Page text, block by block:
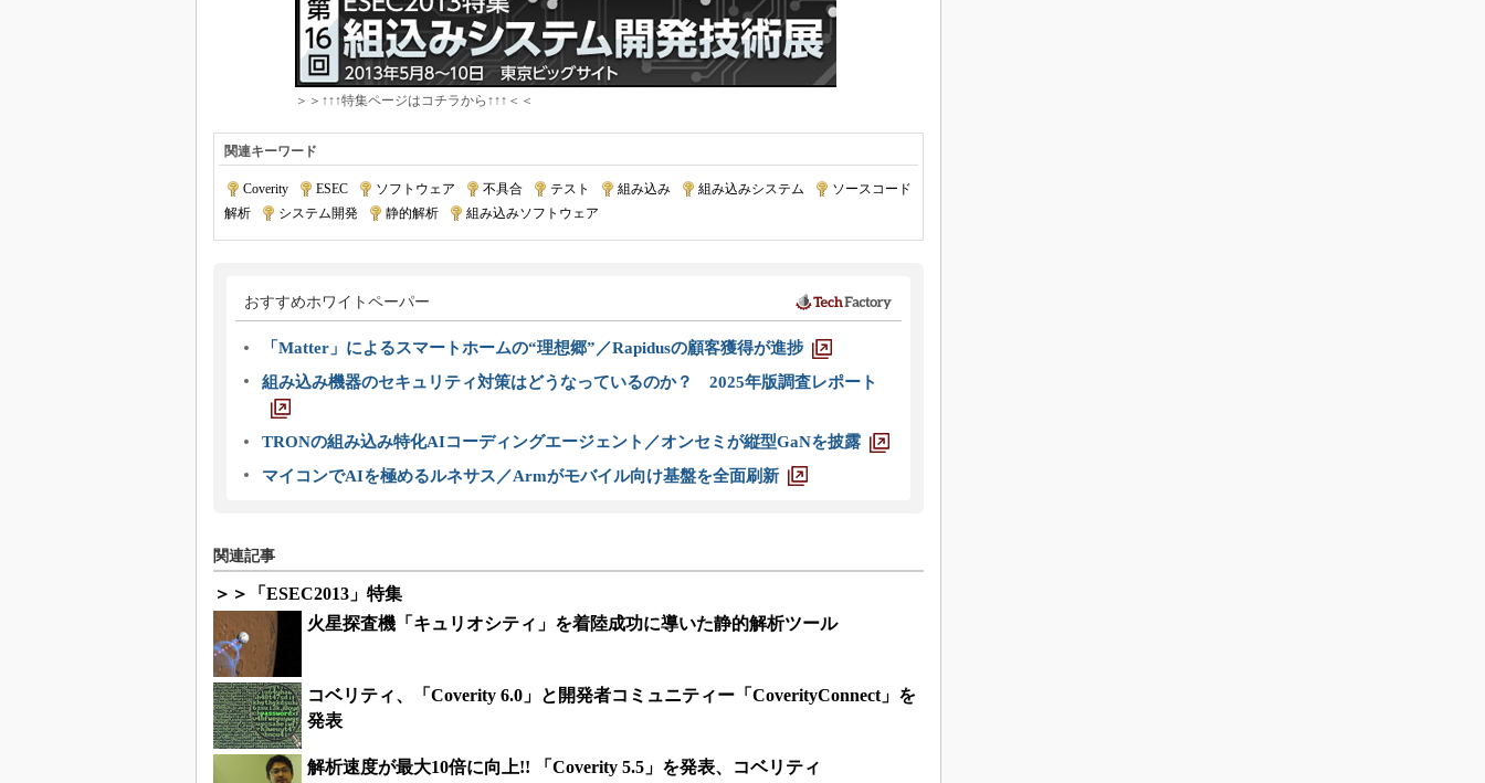
＞＞↑↑↑特集ページはコチラから↑↑↑＜＜
関連キーワード
Coverity ESEC ソフトウェア 不具合 テスト 組み込み 組み込みシステム
ソースコード
解析
システム開発 静的解析 組み込みソフトウェア
おすすめホワイトペーパー
「Matter」によるスマートホームの“理想郷”／Rapidusの顧客獲得が進捗
組み込み機器のセキュリティ対策はどうなっているのか？ 2025年版調査レポート
TRONの組み込み特化AIコーディングエージェント／オンセミが縦型GaNを披露
マイコンでAIを極めるルネサス／Armがモバイル向け基盤を全面刷新
関連記事
＞＞「ESEC2013」特集
火星探査機「キュリオシティ」を着陸成功に導いた静的解析ツール
コベリティ、「Coverity 6.0」と開発者コミュニティー「CoverityConnect」を
発表
解析速度が最大10倍に向上!! 「Coverity 5.5」を発表、コベリティ